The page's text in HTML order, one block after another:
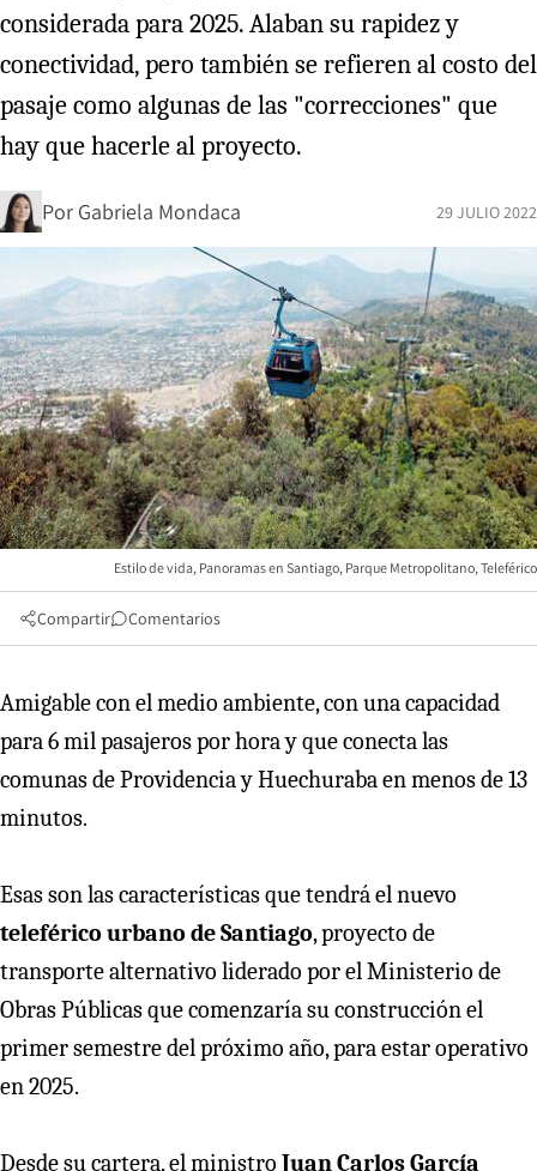
considerada para 2025. Alaban su rapidez y
conectividad, pero también se refieren al costo del
pasaje como algunas de las "correcciones" que
hay que hacerle al proyecto.
Por Gabriela Mondaca 29 JULIO 2022
Estilo de vida, Panoramas en Santiago, Parque Metropolitano, Teleférico
Compartir Comentarios
Amigable con el medio ambiente, con una capacidad
para 6 mil pasajeros por hora y que conecta las
comunas de Providencia y Huechuraba en menos de 13
minutos.
Esas son las características que tendrá el nuevo
teleférico urbano de Santiago, proyecto de
transporte alternativo liderado por el Ministerio de
Obras Públicas que comenzaría su construcción el
primer semestre del próximo año, para estar operativo
en 2025.
Desde su cartera, el ministro Juan Carlos García